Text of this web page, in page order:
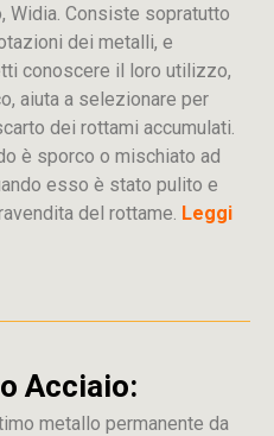
Widia. Consiste sopratutto
dei metalli, e
conoscere il loro utilizzo,
aiuta a selezionare per
dei rottami accumulati.
è sporco o mischiato ad
esso è stato pulito e
del rottame. Leggi
Acciaio:
metallo permanente da